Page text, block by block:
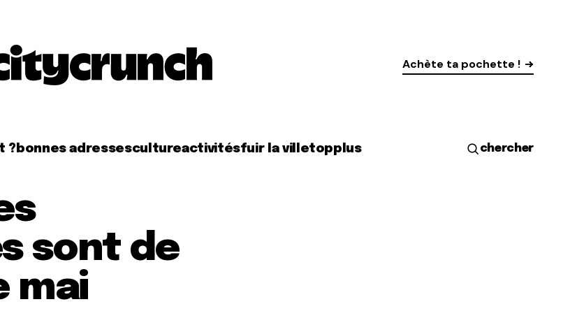
Achète ta pochette !
? bonnes adressescultureactivitésfuir la villetopplus chercher
sont de
mai